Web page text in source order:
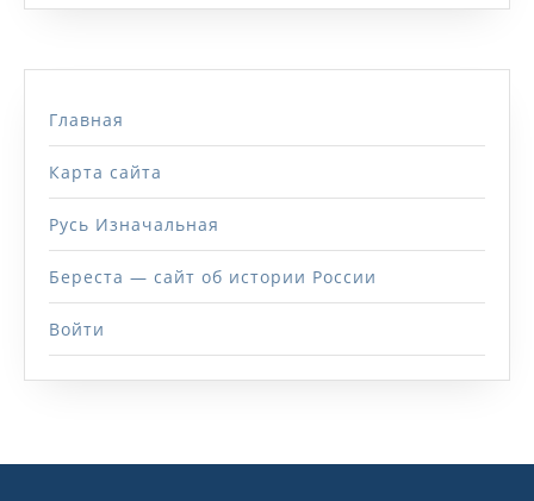
Главная
Карта сайта
Русь Изначальная
Береста — сайт об истории России
Войти